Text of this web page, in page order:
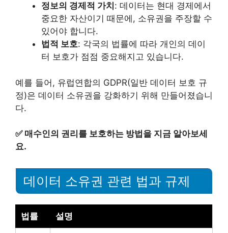
정보의 경제적 가치 : 데이터는 현대 경제에서
중요한 자산이기 때문에, 소유권을 주장할 수
있어야 합니다.
법적 보호: 각국의 법률에 따라 개인의 데이
터 보호가 점점 중요해지고 있습니다.
예를 들어, 유럽연합의 GDPR(일반 데이터 보호 규
정)은 데이터 소유권을 강화하기 위해 만들어졌습니
다.
✅ 매수인의 권리를 보호하는 방법을 지금 알아보세
요.
데이터 소유권 관련 법과 규제
법률 설명